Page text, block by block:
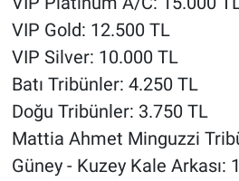
VIP Gold: 12.500 TL
VIP Silver: 10.000 TL
Batı Tribünler: 4.250 TL
Doğu Tribünler: 3.750 TL
Mattia Ahmet Minguzzi
Güney - Kuzey Kale Arkası: